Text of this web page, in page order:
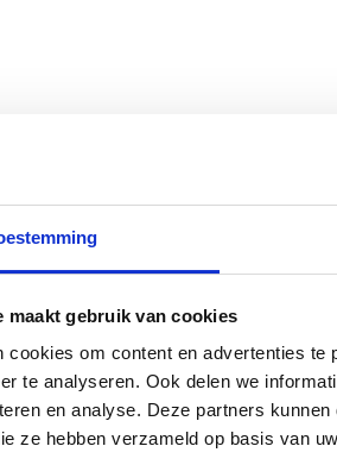
maakt gebruik van cookies
cookies om content en advertenties
te analyseren. Ook delen we
en analyse. Deze partners
ze hebben verzameld op basis van
Reviews Specificaties